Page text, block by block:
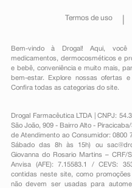
Termos de uso
Bem-vindo à Drogal! Aqui,
medicamentos , dermocosméticos e
e bebê, conveniênciae muito mais,
bem-estar. Explore nossas ofertas
Confira todas as categorias do site.
Drogal Farmacêutica LTDA | CNPJ:
São João, 909 - Bairro Alto -
de Atendimento ao Consumidor: 0800
Sábado das 8h às 15h) ou
Giovanna do Rosario Martins – CRF/
Anvisa (AFE): 7.15583.1 / CEVS:
contidas neste site, como
não devem ser usadas para